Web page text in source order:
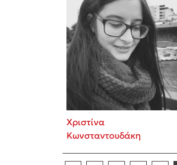
Χριστίνα
Κωνσταντουδάκη